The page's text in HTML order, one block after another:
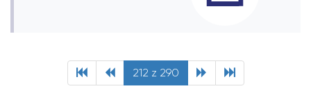
212 z 290